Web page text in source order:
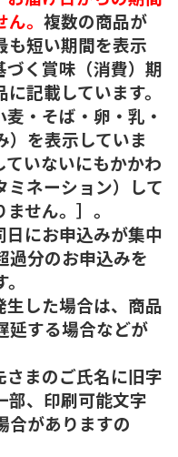
。 複数の商品が
も短い期間を表示
づく賞味（消費）期
記載しています。
・そば・卵・乳・
）を表示していま
いないにもかかわ
ミネーション）して
せん。］。
にお申込みが集中
過分のお申込みを
した場合は、商品
延する場合などが
まのご氏名に旧字
部、印刷可能文字
合がありますの